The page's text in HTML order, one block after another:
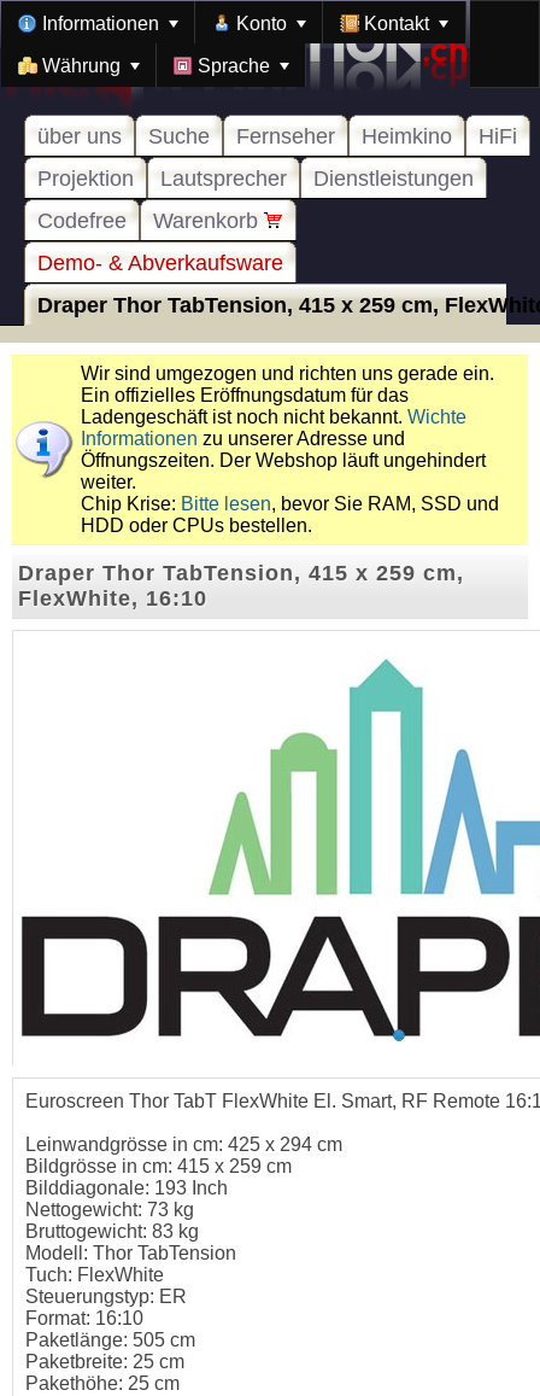
Informationen Konto Kontakt
Währung Sprache
über uns Suche Fernseher Heimkino
HiFi
Projektion
Lautsprecher
Dienstleistungen
Codefree
Warenkorb
Demo- & Abverkaufsware
Draper Thor TabTension, 415 x 259 cm,
Wir sind umgezogen und richten uns gerade ein.
Ein offizielles Eröffnungsdatum für das
Ladengeschäft ist noch nicht bekannt. Wichte
Informationen zu unserer Adresse und
Öffnungszeiten. Der Webshop läuft ungehindert
weiter.
Chip Krise: Bitte lesen, bevor Sie RAM, SSD und
HDD oder CPUs bestellen.
Draper Thor TabTension, 415 x 259 cm,
FlexWhite, 16:10
Euroscreen Thor TabT FlexWhite El. Smart, RF Remote
Leinwandgrösse in cm: 425 x 294 cm
Bildgrösse in cm: 415 x 259 cm
Bilddiagonale: 193 Inch
Nettogewicht: 73 kg
Bruttogewicht: 83 kg
Modell: Thor TabTension
Tuch: FlexWhite
Steuerungstyp: ER
Format: 16:10
Paketlänge: 505 cm
Paketbreite: 25 cm
Pakethöhe: 25 cm